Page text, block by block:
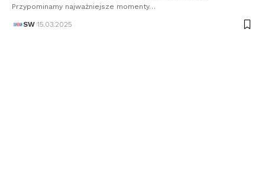
Przypominamy najważniejsze momenty…
SW 15.03.2025